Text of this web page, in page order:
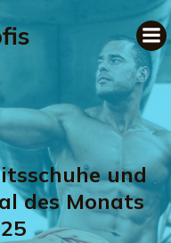
und
des Monats